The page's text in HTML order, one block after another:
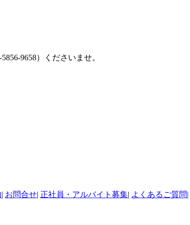
9658）くださいませ。
| お問合せ| 正社員・アルバイト募集| よくあるご質問|